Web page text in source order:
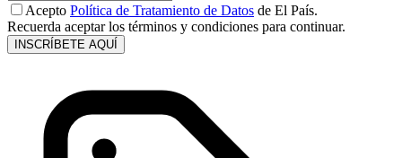
Acepto Política de Tratamiento de Datos de El País.
Recuerda aceptar los términos y condiciones para continuar.
INSCRÍBETE AQUÍ